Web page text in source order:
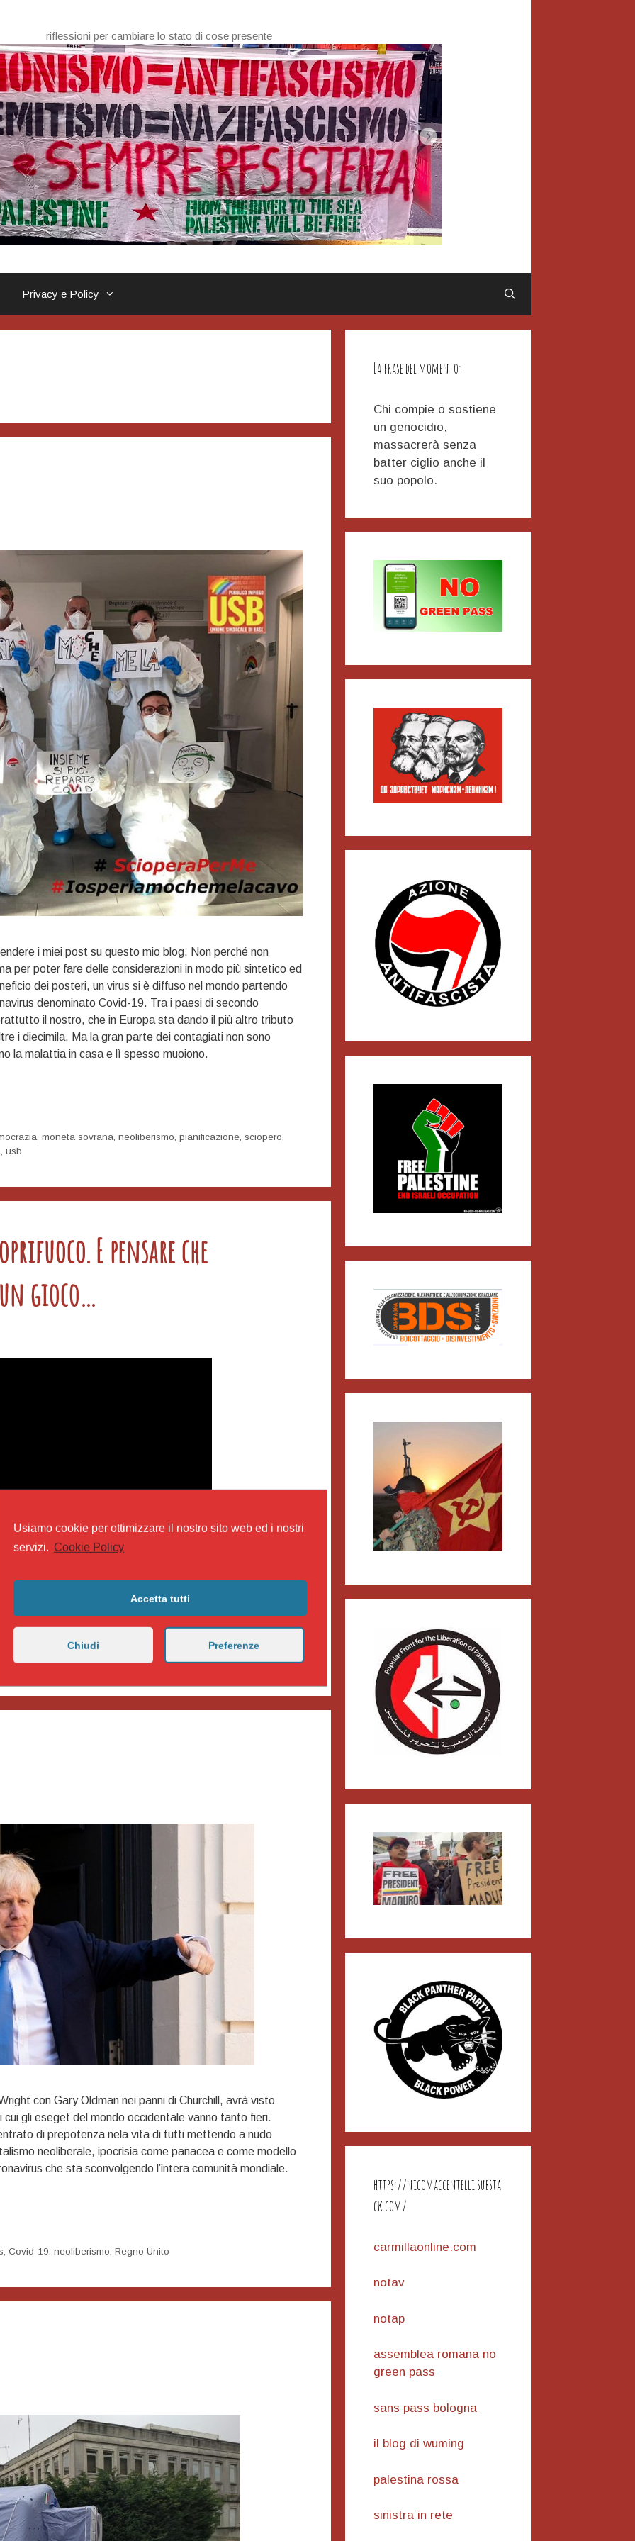
riflessioni per cambiare lo stato di cose presente
Privacy e Policy
i miei post su questo mio blog. Non perché non
per poter fare delle considerazioni in modo più sintetico ed
dei posteri, un virus si è diffuso nel mondo partendo
denominato Covid-19. Tra i paesi di secondo
il nostro, che in Europa sta dando il più altro tributo
i diecimila. Ma la gran parte dei contagiati non sono
la malattia in casa e lì spesso muoiono.
,moneta sovrana,neoliberismo,pianificazione,sciopero,
, usb
E pensare che
gioco…
governo,imperialismo,sinistra
con Gary Oldman nei panni di Churchill, avrà visto
gli eseget del mondo occidentale vanno tanto fieri.
di prepotenza nela vita di tutti mettendo a nudo
neoliberale, ipocrisia come panacea e come modello
che sta sconvolgendo l’intera comunità mondiale.
,Covid-19,neoliberismo,Regno Unito
La frase del momento:
Chi compie o sostiene
un genocidio,
massacrerà senza
batter ciglio anche il
suo popolo.
https://nicomaccentelli.substa
ck.com/
carmillaonline.com
notav
notap
assemblea romana no
green pass
sans pass bologna
il blog di wuming
palestina rossa
sinistra in rete
Usiamo cookie per ottimizzare il nostro sito web ed i nostri
servizi. Cookie Policy
Accetta tutti
Chiudi Preferenze